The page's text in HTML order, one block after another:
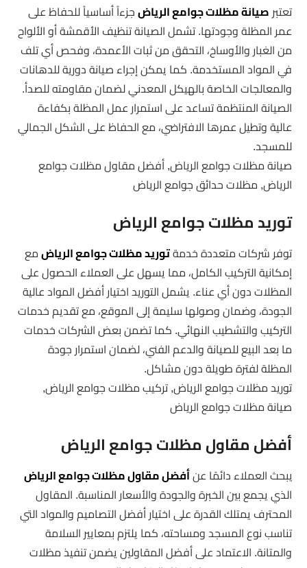
تعتبر صيانة مظلات جوامع الرياضجزءاً أساسياً للحفاظ على
عمر المظلة وجودتها. تشمل الصيانة تنظيف الأقمشة أو الألواح
من الغبار والأوساخ، التحقق من ثبات الأعمدة، وفحص أي تلف
في المواد المستخدمة. كما يمكن إجراء صيانة دورية للدهانات
والمعالجات الخاصة بالهيكل المعدني لضمان مقاومته للصدأ.
الصيانة المنتظمة تساعد على استمرار عمل المظلة بكفاءة
عالية وتطيل عمرها الافتراضي، مع الحفاظ على الشكل الجمالي
للمسجد.
صيانة مظلات جوامع الرياض, أفضل مقاول مظلات جوامع
الرياض, مظلات حدائق جوامع الرياض
توريد مظلات جوامع الرياض
توفر شركات متعددة خدمةتوريد مظلات جوامع الرياضمع
إمكانية التركيب الكامل، مما يسهل على العملاء الحصول على
المظلات دون أي عناء. يشمل التوريد اختيار أفضل المواد عالية
الجودة، وضمان وصولها سليمة إلى الموقع، مع تقديم خدمات
التركيب والتشطيب النهائي. كما تضمن بعض الشركات خدمات
ما بعد البيع للصيانة والدعم الفني، لضمان استمرار جودة
المظلة لفترة طويلة دون مشاكل.
توريد مظلات جوامع الرياض, تركيب مظلات جوامع الرياض,
صيانة مظلات جوامع الرياض
أفضل مقاول مظلات جوامع الرياض
يبحث العملاء دائمًا عنأفضل مقاول مظلات جوامع الرياض
الذي يجمع بين الخبرة والجودة والأسعار المناسبة. المقاول
المحترف يمتلك القدرة على اختيار أفضل التصاميم والمواد التي
تناسب نوع المسجد ومساحته، كما يلتزم بمعايير السلامة
والمتانة. الاعتماد على أفضل المقاولين يضمن تنفيذ مظلات